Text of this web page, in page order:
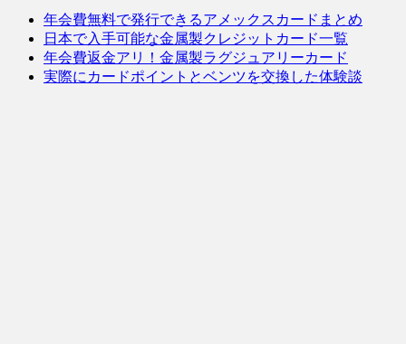
年会費無料で発行できるアメックスカードまとめ
日本で入手可能な金属製クレジットカード一覧
年会費返金アリ！金属製ラグジュアリーカード
実際にカードポイントとベンツを交換した体験談